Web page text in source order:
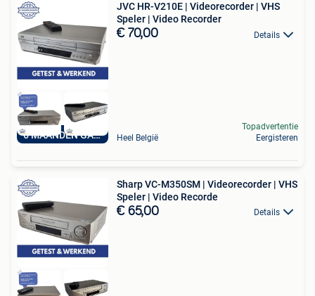
6 MAANDEN GARANTIE
JVC HR-V210E | Videorecorder | VHS
Speler | Video Recorder
€ 70,00 Details
Heel België
Topadvertentie
Eergisteren
Sharp VC-M350SM | Videorecorder | VHS
Speler | Video Recorde
€ 65,00 Details